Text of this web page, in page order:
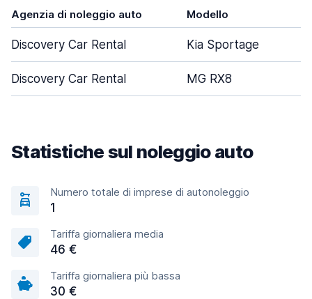
Agenzia di noleggio auto Modello
Discovery Car Rental Kia Sportage
Discovery Car Rental MG RX8
Statistiche sul noleggio auto
Numero totale di imprese di autonoleggio
1
Tariffa giornaliera media
46 €
Tariffa giornaliera più bassa
30 €